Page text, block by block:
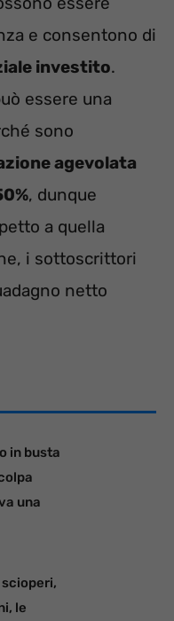
e consentono di
investito.
essere una
sono
agevolata
, dunque
a quella
i sottoscrittori
netto
in busta
una
le